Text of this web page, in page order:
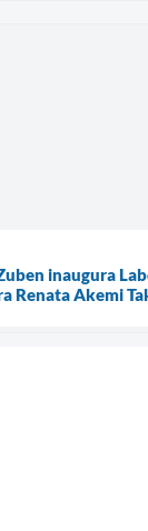
inaugura
Renata Akemi